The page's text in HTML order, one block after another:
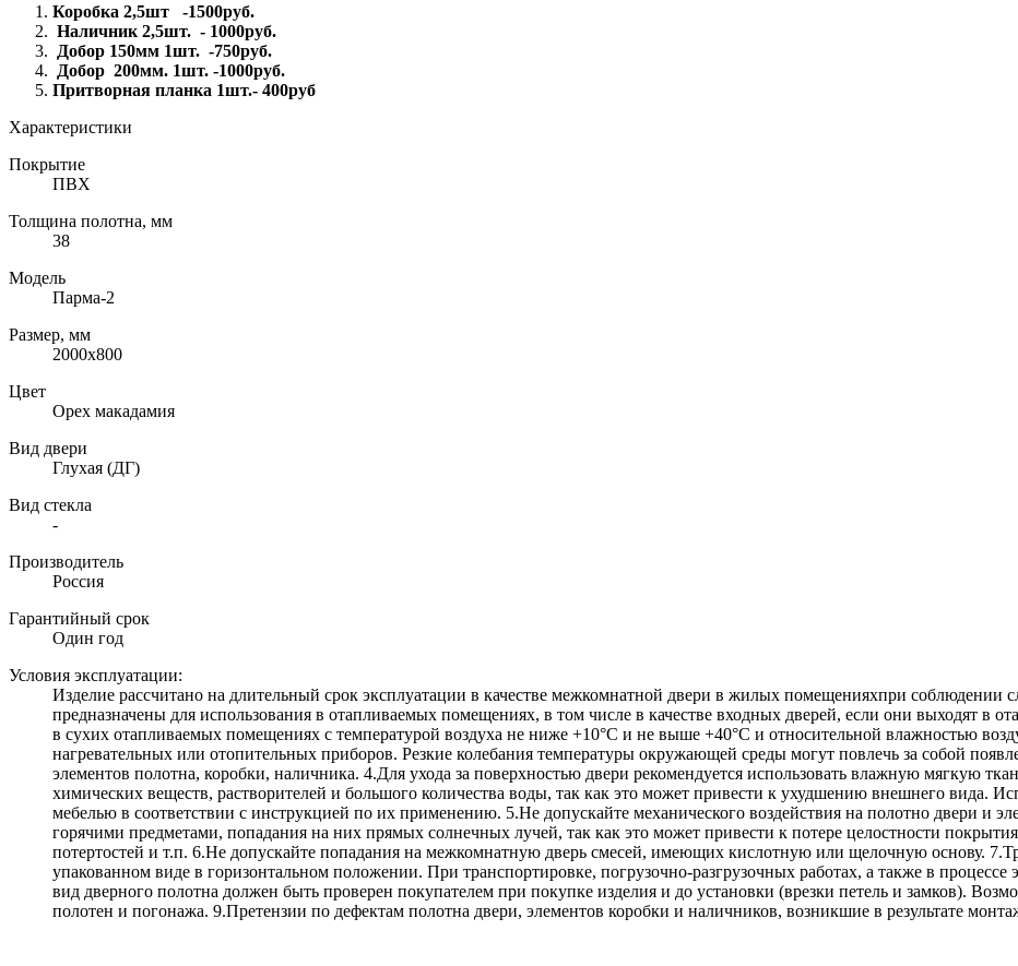
Коробка 2,5шт -1500руб.
Наличник 2,5шт. - 1000руб.
Добор 150мм 1шт. -750руб.
Добор 200мм. 1шт. -1000руб.
Притворная планка 1шт.- 400руб
Характеристики
Покрытие
ПВХ
Толщина полотна, мм
38
Модель
Парма-2
Размер, мм
2000х800
Цвет
Орех макадамия
Вид двери
Глухая (ДГ)
Вид стекла
-
Производитель
Россия
Гарантийный срок
Один год
Условия эксплуатации:
Изделие рассчитано на длительный срок эксплуатации в качестве межкомнатной двери в жилых помещенияхпри
предназначены для использования в отапливаемых помещениях, в том числе в качестве входных дверей, если они выходят в
в сухих отапливаемых помещениях с температурой воздуха не ниже +10°С и не выше +40°С и относительной влажностью
нагревательных или отопительных приборов. Резкие колебания температуры окружающей среды могут повлечь за собой
элементов полотна, коробки, наличника. 4.Для ухода за поверхностью двери рекомендуется использовать влажную мягкую
химических веществ, растворителей и большого количества воды, так как это может привести к ухудшению внешнего вида.
мебелью в соответствии с инструкцией по их применению. 5.Не допускайте механического воздействия на полотно двери и
горячими предметами, попадания на них прямых солнечных лучей, так как это может привести к потере целостности
потертостей и т.п. 6.Не допускайте попадания на межкомнатную дверь смесей, имеющих кислотную или щелочную основу.
упакованном виде в горизонтальном положении. При транспортировке, погрузочно-разгрузочных работах, а также в
вид дверного полотна должен быть проверен покупателем при покупке изделия и до установки (врезки петель и замков).
полотен и погонажа. 9.Претензии по дефектам полотна двери, элементов коробки и наличников, возникшие в результате